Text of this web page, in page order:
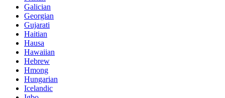
Galician
Georgian
Gujarati
Haitian
Hausa
Hawaiian
Hebrew
Hmong
Hungarian
Icelandic